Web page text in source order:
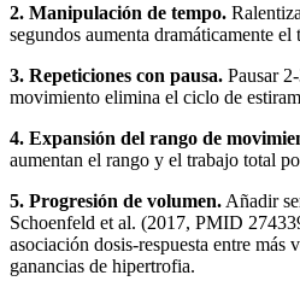
2. Manipulación de tempo.
segundos aumenta dramáticamente
3. Repeticiones con pausa. Pausar
movimiento elimina el ciclo de
4. Expansión del rango de
aumentan el rango y el trabajo total
5. Progresión de volumen. Añadir
Schoenfeld et al. (2017, PMID
asociación dosis-respuesta entre más
ganancias de hipertrofia.